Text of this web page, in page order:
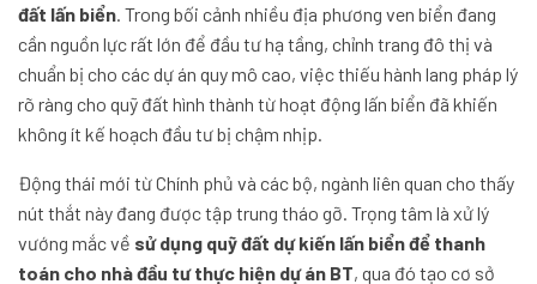
đất lấn biển . Trong bối cảnh nhiều địa phương ven biển đang
cần nguồn lực rất lớn để đầu tư hạ tầng, chỉnh trang đô thị và
chuẩn bị cho các dự án quy mô cao, việc thiếu hành lang pháp lý
rõ ràng cho quỹ đất hình thành từ hoạt động lấn biển đã khiến
không ít kế hoạch đầu tư bị chậm nhịp.
Động thái mới từ Chính phủ và các bộ, ngành liên quan cho thấy
nút thắt này đang được tập trung tháo gỡ. Trọng tâm là xử lý
vướng mắc về sử dụng quỹ đất dự kiến lấn biển để thanh
toán cho nhà đầu tư thực hiện dự án BT, qua đó tạo cơ sở